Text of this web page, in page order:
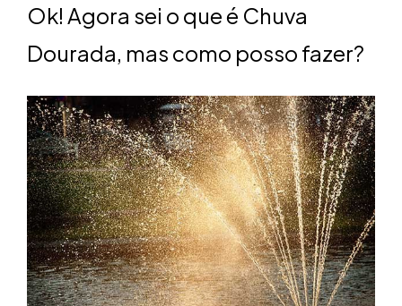
Ok! Agora sei o que é Chuva
Dourada, mas como posso fazer?